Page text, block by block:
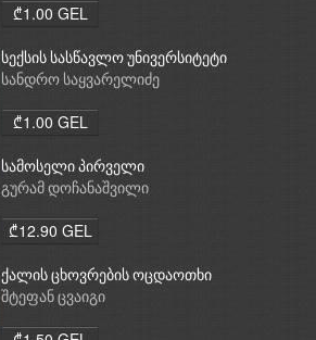
₾1.00 GEL
სექსის სასწავლო უნივერსიტეტი
სანდრო საყვარელიძე
₾1.00 GEL
სამოსელი პირველი
გურამ დოჩანაშვილი
₾12.90 GEL
ქალის ცხოვრების ოცდაოთხი
საათი
შტეფან ცვაიგი